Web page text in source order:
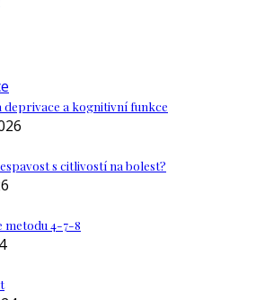
deprivace a kognitivní funkce
s citlivostí na bolest?
metodu 4-7-8